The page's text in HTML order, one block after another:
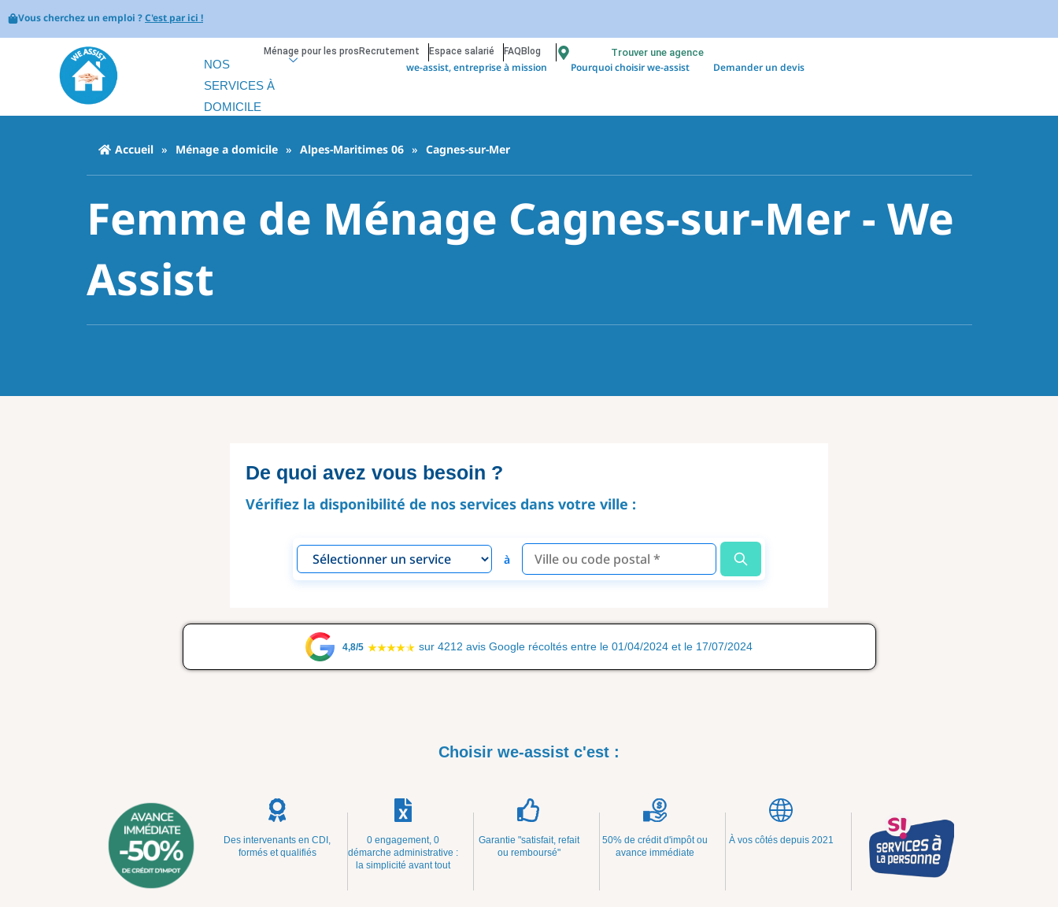
Vous cherchez un emploi ?C'est par ici !
Ménage pour les pros Recrutement Espace salarié FAQ Blog Trouver une agence
NOS
SERVICES À
DOMICILE
we-assist, entreprise à mission Pourquoi choisir we-assist Demander un devis
Accueil » Ménage a domicile » Alpes-Maritimes 06 » Cagnes-sur-Mer
Femme de Ménage Cagnes-sur-Mer - We
Assist
De quoi avez vous besoin ?
Vérifiez la disponibilité de nos services dans votre ville :
à
4,8/5 sur 4212 avis Google récoltés entre le 01/04/2024 et le 17/07/2024
Choisir we-assist c'est :
Des intervenants en CDI,
formés et qualifiés
0 engagement, 0
démarche administrative :
la simplicité avant tout
Garantie "satisfait, refait
ou remboursé"
50% de crédit d'impôt ou
avance immédiate
À vos côtés depuis 2021